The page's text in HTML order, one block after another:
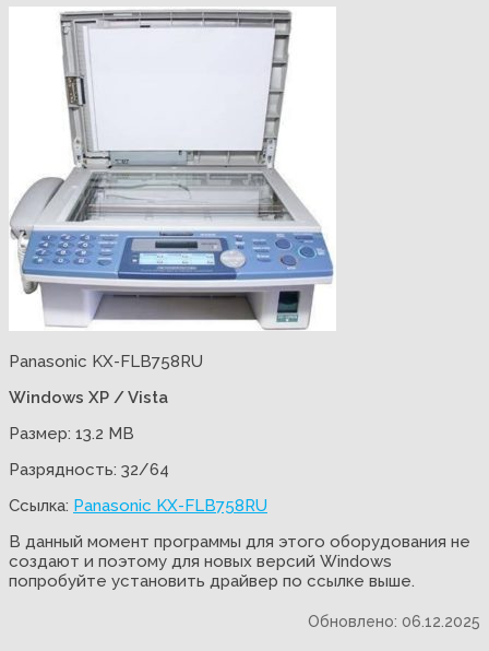
Panasonic KX-FLB758RU
Windows XP / Vista
Размер: 13.2 MB
Разрядность: 32/64
Ссылка: Panasonic KX-FLB758RU
В данный момент программы для этого оборудования не
создают и поэтому для новых версий Windows
попробуйте установить драйвер по ссылке выше.
Обновлено: 06.12.2025